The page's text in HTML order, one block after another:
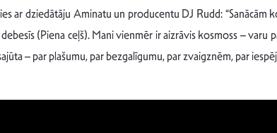
ar dziedātāju Aminatu un producentu DJ Rudd:
(Piena ceļš). Mani vienmēr ir aizrāvis kosmoss –
– par plašumu, par bezgalīgumu, par zvaigznēm, par